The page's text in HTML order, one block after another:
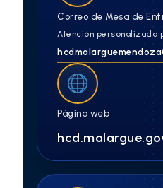
Correo de Mesa de
Atención personalizada
Página web